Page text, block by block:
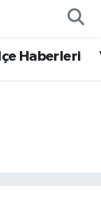
İlçe Haberleri